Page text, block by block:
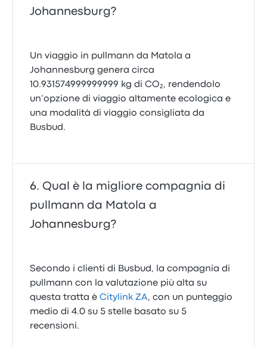
Johannesburg?
Un viaggio in pullmann da Matola a
Johannesburg genera circa
10.931574999999999 kg di CO₂, rendendolo
un’opzione di viaggio altamente ecologica e
una modalità di viaggio consigliata da
Busbud.
Qual è la migliore compagnia di
pullmann da Matola a
Johannesburg?
Secondo i clienti di Busbud, la compagnia di
pullmann con la valutazione più alta su
questa tratta èCitylink ZA, con un punteggio
medio di 4.0 su 5 stelle basato su 5
recensioni.